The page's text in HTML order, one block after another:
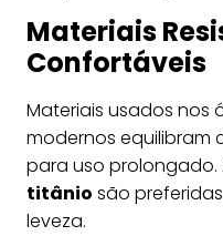
Materiais
Confortáveis
Materiais usados nos
modernos equilibram
para uso prolongado.
titânio são
leveza.